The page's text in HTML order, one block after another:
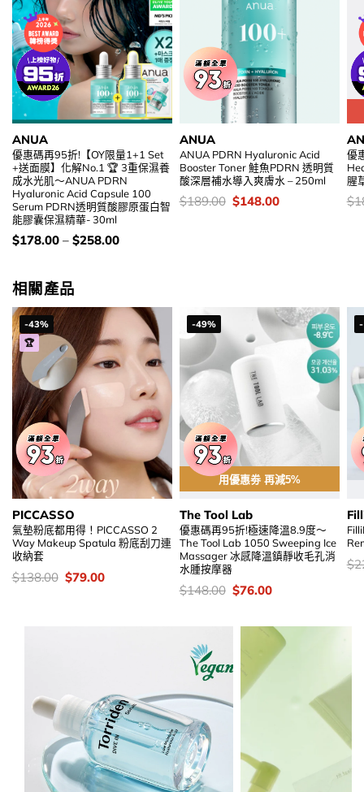
ANUA
優惠碼再95折!【OY限量1+1 Set
+送面膜】化解No.1 🏆 3重保濕養
成水光肌～ANUA PDRN
Hyaluronic Acid Capsule 100
Serum PDRN透明質酸膠原蛋白智
能膠囊保濕精華- 30ml
價
$178.00– $258.00
ANUA
ANUA PDRN Hyaluronic Acid
Booster Toner 鮭魚PDRN 透明質
酸深層補水導入爽膚水 – 250ml
價
$189.00 Original
$148.00Current
優
腥
價
$
相關產品
-43%
🏆
PICCASSO
氣墊粉底都用得！PICCASSO 2
Way Makeup Spatula 粉底刮刀連
收納套
價
錢：
$138.00 Original
price
$79.00Current
-49%
用優惠劵 再減5%
The Tool Lab
優惠碼再95折!極速降溫8.9度～
The Tool Lab 1050 Sweeping Ice
Massager 冰感降溫鎮靜收毛孔消
水腫按摩器
價
錢：
$148.00 Original
price
$148.00.
$76.00Current
$76.00.
價
錢
$